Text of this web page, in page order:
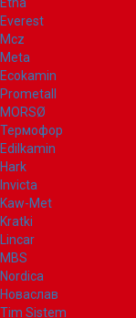
Everest
Mcz
Meta
Ecokamin
Prometall
MORSØ
Термофор
Edilkamin
Hark
Invicta
Kaw-Met
Kratki
Lincar
MBS
Nordica
Новаслав
Tim Sistem